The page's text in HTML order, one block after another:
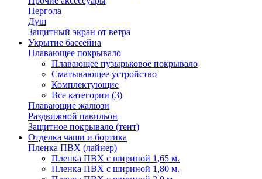
Пергола
Душ
Защитный экран от ветра
Укрытие бассейна
Плавающее покрывало
Плавающее пузырьковое покрывало
Сматывающее устройство
Комплектующие
Все категории (3)
Плавающие жалюзи
Раздвижной павильон
Защитное покрывало (тент)
Отделка чаши и бортика
Пленка ПВХ (лайнер)
Пленка ПВХ с шириной 1,65 м.
Пленка ПВХ с шириной 1,80 м.